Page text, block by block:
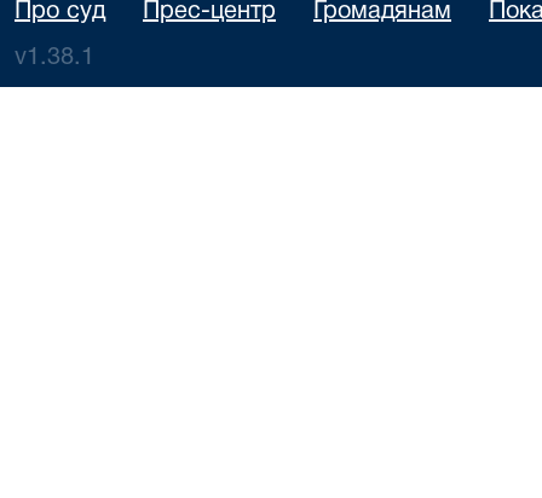
Про суд Прес-центр Громадянам
v1.38.1